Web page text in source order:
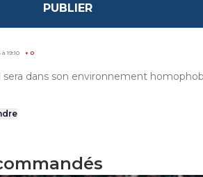
PUBLIER
19:10 + 0
sera dans son environnement